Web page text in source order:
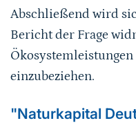
Abschließend wird
Bericht der Frage
einzubeziehen.
"Naturkapital